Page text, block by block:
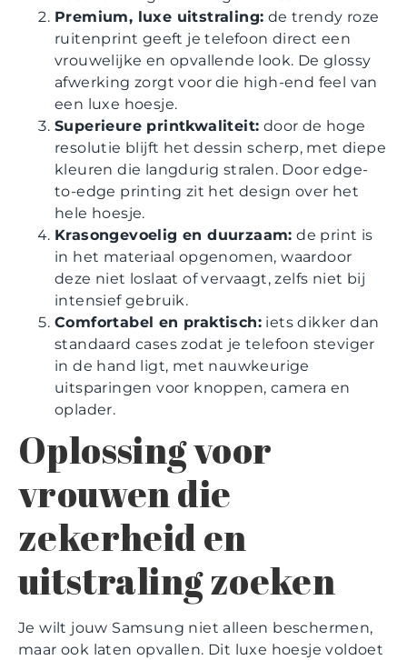
Premium, luxe uitstraling: de trendy roze
ruitenprint geeft je telefoon direct een
vrouwelijke en opvallende look. De glossy
afwerking zorgt voor die high-end feel van
een luxe hoesje.
Superieure printkwaliteit: door de hoge
resolutie blijft het dessin scherp, met diepe
kleuren die langdurig stralen. Door edge-
to-edge printing zit het design over het
hele hoesje.
Krasongevoelig en duurzaam: de print is
in het materiaal opgenomen, waardoor
deze niet loslaat of vervaagt, zelfs niet bij
intensief gebruik.
Comfortabel en praktisch: iets dikker dan
standaard cases zodat je telefoon steviger
in de hand ligt, met nauwkeurige
uitsparingen voor knoppen, camera en
oplader.
Oplossing voor
vrouwen die
zekerheid en
uitstraling zoeken
Je wilt jouw Samsung niet alleen beschermen,
maar ook laten opvallen. Dit luxe hoesje voldoet